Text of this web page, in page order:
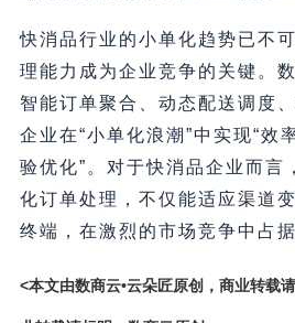
快消品行业的小单化趋势已不
理能力成为企业竞争的关键。
智能订单聚合、动态配送调度
企业在“小单化浪潮”中实现“效
验优化”。对于快消品企业而言
化订单处理，不仅能适应渠道
终端，在激烈的市场竞争中占据
<本文由数商云•云朵匠原创，商业转载